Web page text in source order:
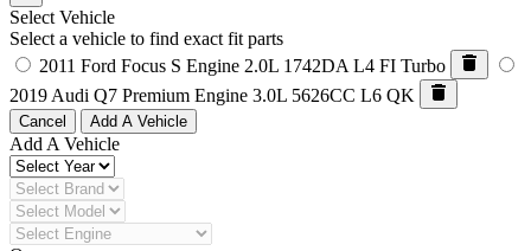
Select Vehicle
Select a vehicle to find exact fit parts
2011 Ford Focus S Engine 2.0L 1742DA L4 FI Turbo
2019 Audi Q7 Premium Engine 3.0L 5626CC L6 QK
Cancel Add A Vehicle
Add A Vehicle